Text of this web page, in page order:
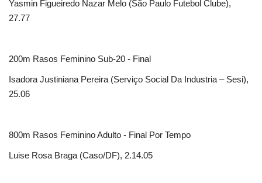
Yasmin Figueiredo Nazar Melo (São Paulo Futebol Clube),
27.77
200m Rasos Feminino Sub-20 - Final
Isadora Justiniana Pereira (Serviço Social Da Industria – Sesi),
25.06
800m Rasos Feminino Adulto - Final Por Tempo
Luise Rosa Braga (Caso/DF), 2.14.05